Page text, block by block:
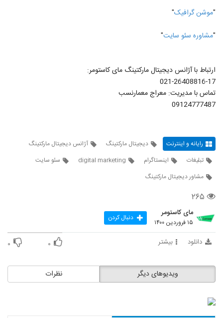
"موشن گرافیک"
"مشاوره سئو سایت"
ارتباط با آژانس دیجیتال مارکتینگ مای کاستومر:
021-26408816-17
تماس با مدیریت: معراج معمارنسب
09124777487
رایانه و اینترنت دیجیتال مارکتینگ
آژانس دیجیتال مارکتینگ
تبلیغات
اینستاگرام digital marketing
سئو سایت
مشاور دیجیتال مارکتینگ
۲۶۵
مای کاستومر
۱۵ فروردین ۱۴۰۰ دنبال کردن
دانلود بیشتر ۰ ۰
نظرات ویدیوهای دیگر